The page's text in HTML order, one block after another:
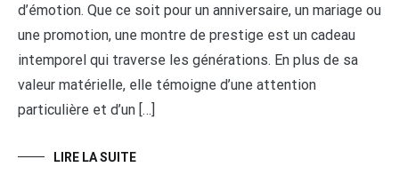
d’émotion. Que ce soit pour un anniversaire, un mariage ou
une promotion, une montre de prestige est un cadeau
intemporel qui traverse les générations. En plus de sa
valeur matérielle, elle témoigne d’une attention
particulière et d’un […]
LIRE LA SUITE